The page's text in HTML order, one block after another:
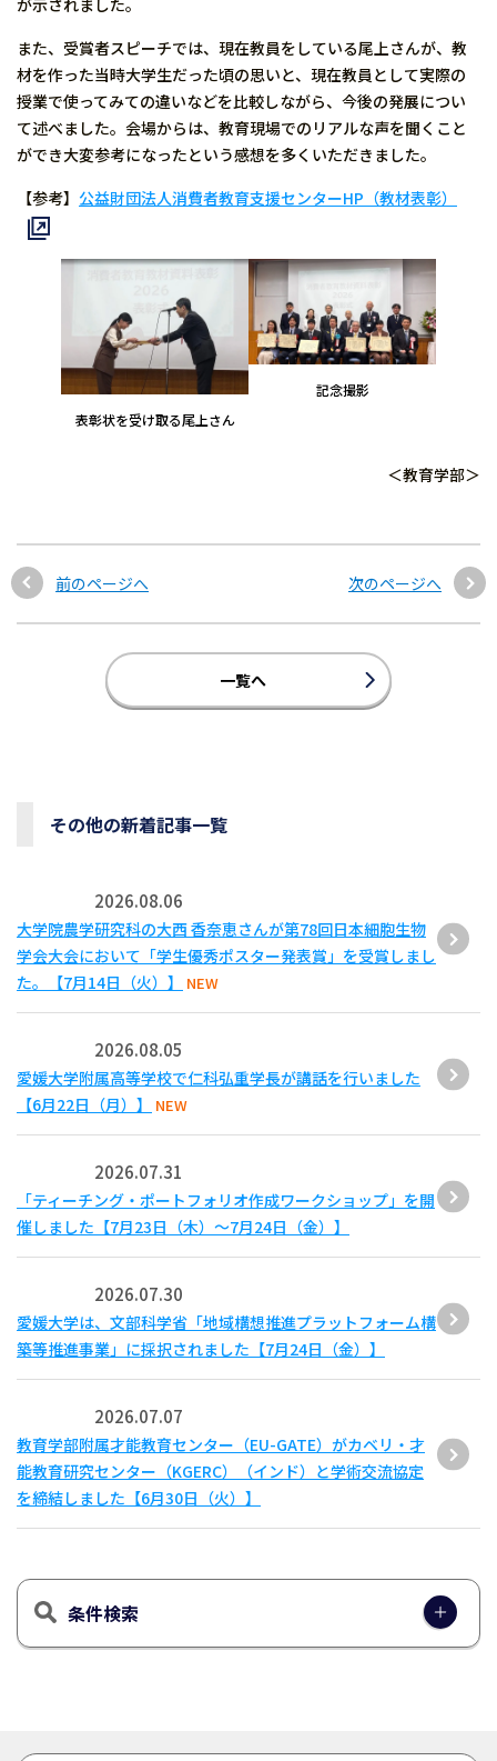
が示されました。
また、受賞者スピーチでは、現在教員をしている尾上さんが、教
材を作った当時大学生だった頃の思いと、現在教員として実際の
授業で使ってみての違いなどを比較しながら、今後の発展につい
て述べました。会場からは、教育現場でのリアルな声を聞くこと
ができ大変参考になったという感想を多くいただきました。
【参考】 公益財団法人消費者教育支援センターHP（教材表彰）
表彰状を受け取る尾上さん
記念撮影
＜教育学部＞
前のページへ 次のページへ
一覧へ
その他の新着記事一覧
2026.08.06
大学院農学研究科の大西 香奈恵さんが第78回日本細胞生物
学会大会において「学生優秀ポスター発表賞」を受賞しまし
た。【7月14日（火）】
NEW
2026.08.05
愛媛大学附属高等学校で仁科弘重学長が講話を行いました
【6月22日（月）】
NEW
2026.07.31
「ティーチング・ポートフォリオ作成ワークショップ」を開
催しました【7月23日（木）～7月24日（金）】
2026.07.30
愛媛大学は、文部科学省「地域構想推進プラットフォーム構
築等推進事業」に採択されました【7月24日（金）】
2026.07.07
教育学部附属才能教育センター（EU-GATE）がカベリ・才
能教育研究センター（KGERC）（インド）と学術交流協定
を締結しました【6月30日（火）】
条件検索